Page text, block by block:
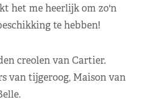
het me heerlijk om zo'n
te hebben!
creolen van Cartier.
van tijgeroog, Maison van